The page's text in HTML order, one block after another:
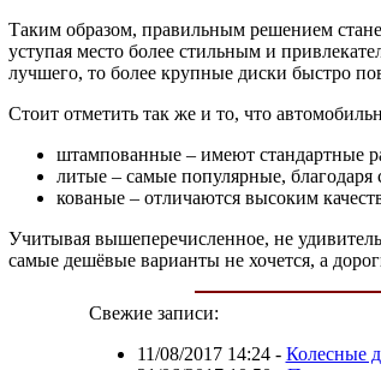
Таким образом, правильным решением
уступая место более стильным и
лучшего, то более крупные диски быстро
Стоит отметить так же и то, что
штампованные – имеют стандартные
литые – самые популярные, благодаря
кованые – отличаются высоким
Учитывая вышеперечисленное, не
самые дешёвые варианты не хочется, а
Свежие записи:
11/08/2017 14:24- Колесные